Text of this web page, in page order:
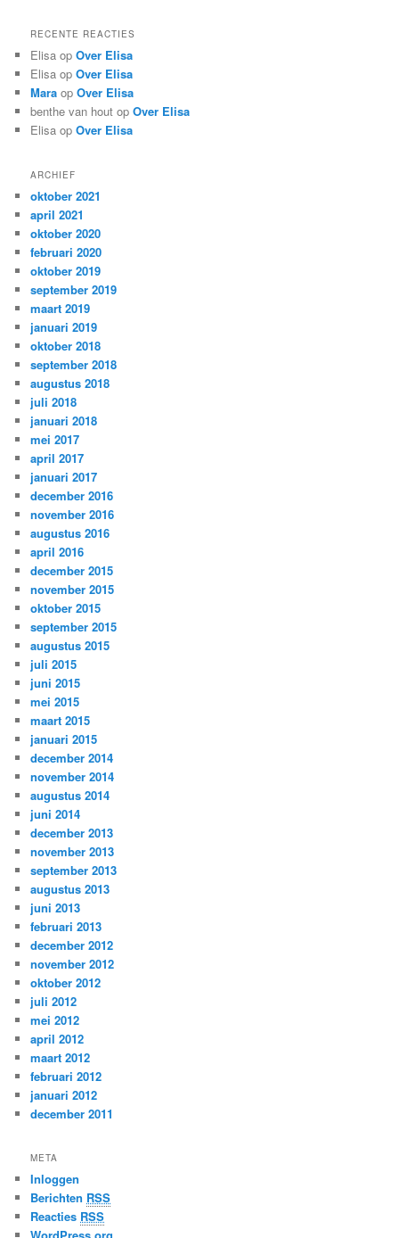
RECENTE REACTIES
Elisa opOver Elisa
Elisa opOver Elisa
Mara opOver Elisa
benthe van hout opOver Elisa
Elisa opOver Elisa
ARCHIEF
oktober 2021
april 2021
oktober 2020
februari 2020
oktober 2019
september 2019
maart 2019
januari 2019
oktober 2018
september 2018
augustus 2018
juli 2018
januari 2018
mei 2017
april 2017
januari 2017
december 2016
november 2016
augustus 2016
april 2016
december 2015
november 2015
oktober 2015
september 2015
augustus 2015
juli 2015
juni 2015
mei 2015
maart 2015
januari 2015
december 2014
november 2014
augustus 2014
juni 2014
december 2013
november 2013
september 2013
augustus 2013
juni 2013
februari 2013
december 2012
november 2012
oktober 2012
juli 2012
mei 2012
april 2012
maart 2012
februari 2012
januari 2012
december 2011
META
Inloggen
Berichten RSS
Reacties RSS